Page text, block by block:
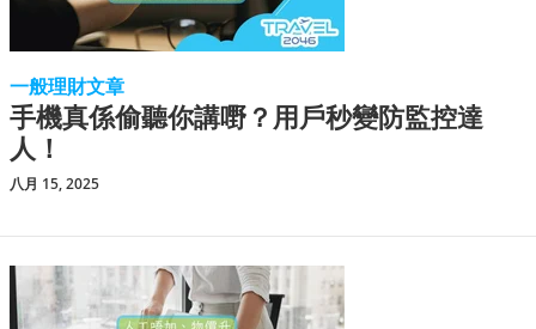
一般理財文章
手機真係偷聽你講嘢？用戶秒變防監控達
人！
八月 15, 2025